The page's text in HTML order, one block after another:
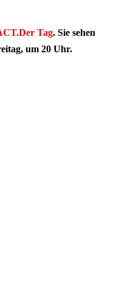
Tag. Sie sehen
um 20 Uhr.